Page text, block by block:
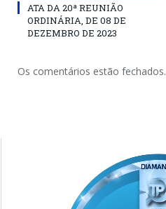
ATA DA 20ª REUNIÃO
ORDINÁRIA, DE 08 DE
DEZEMBRO DE 2023
Os comentários estão fechados.